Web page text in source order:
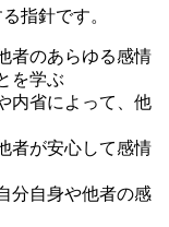
指針です。
者のあらゆる感情
を学ぶ
内省によって、他
者が安心して感情
分自身や他者の感